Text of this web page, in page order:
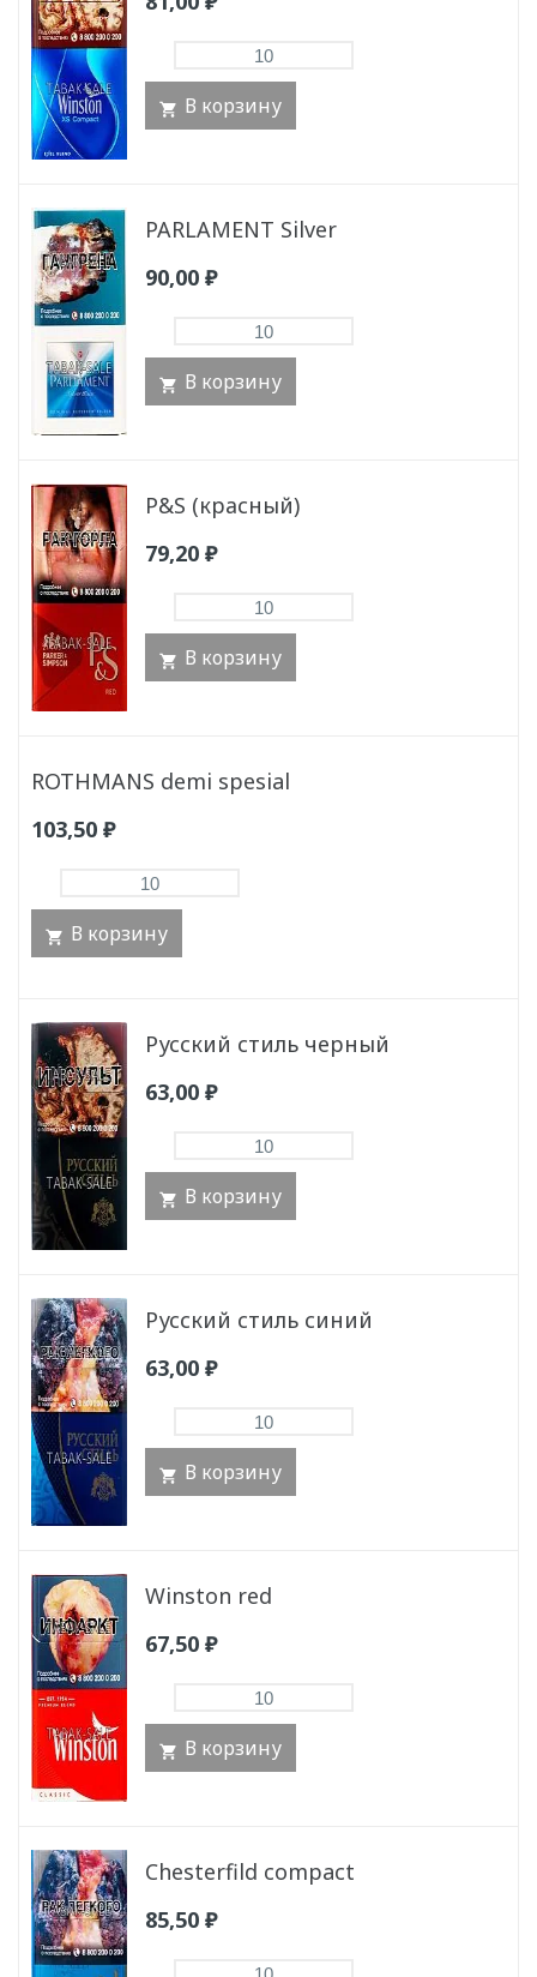
В корзину
PARLAMENT Silver
90,00 ₽
В корзину
P&S (красный)
79,20 ₽
В корзину
ROTHMANS demi spesial
103,50 ₽
В корзину
Русский стиль черный
63,00 ₽
В корзину
Русский стиль синий
63,00 ₽
В корзину
Winston red
67,50 ₽
В корзину
Chesterfild compact
85,50 ₽